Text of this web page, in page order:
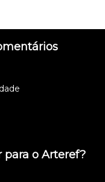
para o Arteref?